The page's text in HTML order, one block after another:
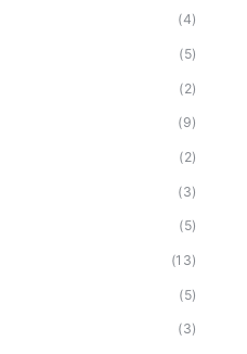
(4)
(5)
(2)
(9)
(2)
(3)
(5)
(13)
(5)
(3)